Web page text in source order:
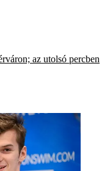
az utolsó percben